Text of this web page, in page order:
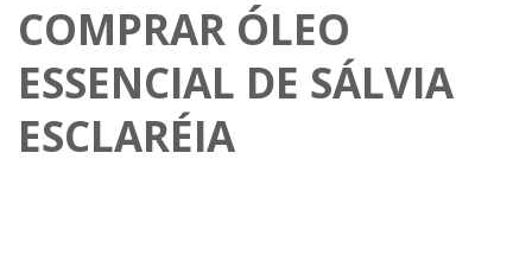
COMPRAR ÓLEO
ESSENCIAL DE SÁLVIA
ESCLARÉIA